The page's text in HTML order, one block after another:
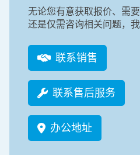
无论您有意获取报价、需
还是仅需咨询相关问题，
联系销售
联系售后服务
办公地址